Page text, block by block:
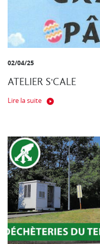
02/04/25
ATELIER S'CALE
Lire la suite